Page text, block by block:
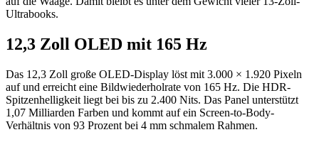
Ultrabooks.
12,3 Zoll OLED mit 165 Hz
Das 12,3 Zoll große OLED-Display löst mit 3.000 × 1.920 Pixeln
auf und erreicht eine Bildwiederholrate von 165 Hz. Die HDR-
Spitzenhelligkeit liegt bei bis zu 2.400 Nits. Das Panel unterstützt
1,07 Milliarden Farben und kommt auf ein Screen-to-Body-
Verhältnis von 93 Prozent bei 4 mm schmalem Rahmen.